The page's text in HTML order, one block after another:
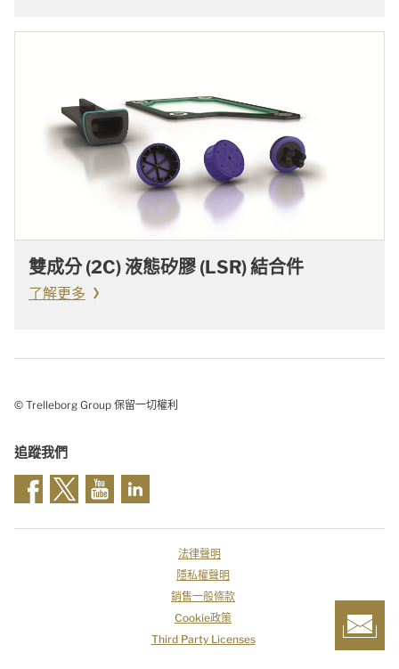
雙成分 (2C) 液態矽膠 (LSR) 結合件
了解更多
© Trelleborg Group 保留一切權利
追蹤我們
法律聲明
隱私權聲明
銷售一般條款
Cookie政策
Third Party Licenses